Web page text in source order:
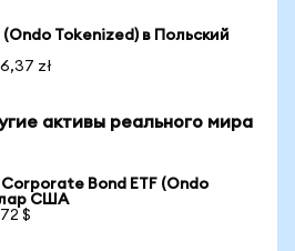
Tokenized) в Польский
zł
активы реального мира
Bond ETF (Ondo
США
$